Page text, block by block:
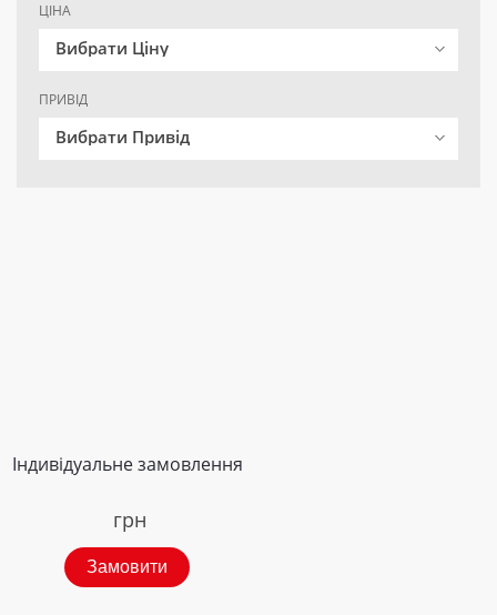
ЦІНА
Вибрати Ціну
ПРИВІД
Вибрати Привід
Індивідуальне замовлення
грн
Замовити